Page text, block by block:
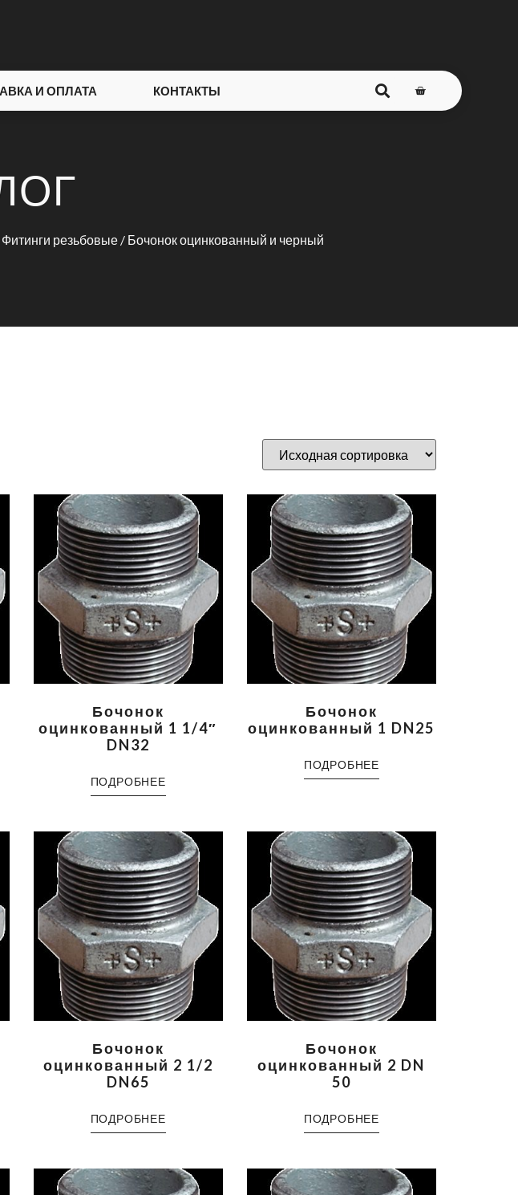
И ОПЛАТА КОНТАКТЫ
Фитинги резьбовые / Бочонок оцинкованный и черный
Бочонок
оцинкованный 1 1/4″
DN32
ПОДРОБНЕЕ
Бочонок
оцинкованный 1 DN25
ПОДРОБНЕЕ
Бочонок
оцинкованный 2 1/2
DN65
ПОДРОБНЕЕ
Бочонок
оцинкованный 2 DN
50
ПОДРОБНЕЕ